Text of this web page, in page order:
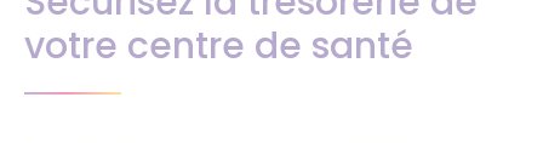
votre centre de santé